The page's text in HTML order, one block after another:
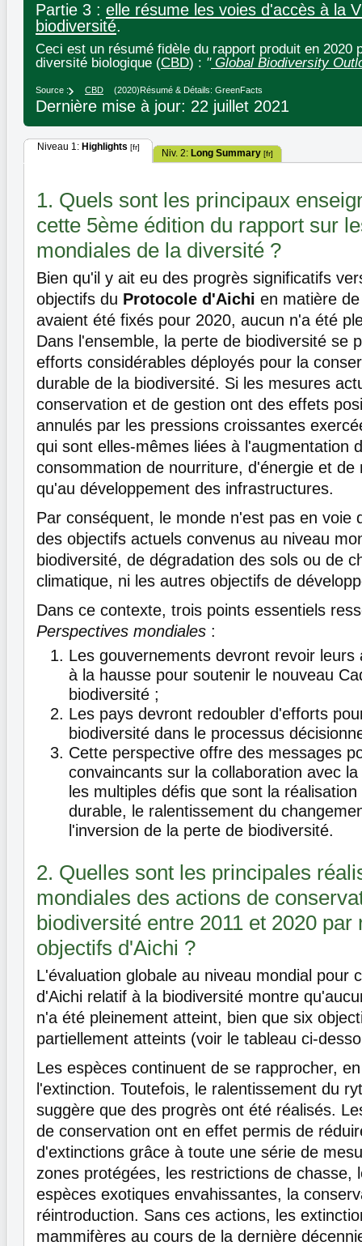
Partie 3 : elle résume les voies d'accès à la
biodiversité.
Ceci est un résumé fidèle du rapport produit en 2020
diversité biologique (CBD) : " Global Biodiversity
Source : CBD (2020)Résumé & Détails: GreenFacts
Dernière mise à jour: 22 juillet 2021
Niveau 1: Highlights [fr]
Niv. 2: Long Summary [fr]
1. Quels sont les principaux
cette 5ème édition du rapport sur
mondiales de la diversité ?
Bien qu'il y ait eu des progrès significatifs
objectifs du Protocole d'Aichi en matière
avaient été fixés pour 2020, aucun n'a été
Dans l'ensemble, la perte de biodiversité se
efforts considérables déployés pour la
durable de la biodiversité. Si les mesures
conservation et de gestion ont des effets
annulés par les pressions croissantes
qui sont elles-mêmes liées à l'augmentation
consommation de nourriture, d'énergie et de
qu'au développement des infrastructures.
Par conséquent, le monde n'est pas en voie
des objectifs actuels convenus au niveau
biodiversité, de dégradation des sols ou de
climatique, ni les autres objectifs de
Dans ce contexte, trois points essentiels
Perspectives mondiales :
Les gouvernements devront revoir leurs
à la hausse pour soutenir le nouveau
biodiversité ;
Les pays devront redoubler d'efforts
biodiversité dans le processus
Cette perspective offre des messages
convaincants sur la collaboration avec
les multiples défis que sont la
durable, le ralentissement du
l'inversion de la perte de biodiversité.
2. Quelles sont les principales
mondiales des actions de
biodiversité entre 2011 et 2020 par
objectifs d'Aichi ?
L'évaluation globale au niveau mondial pour
d'Aichi relatif à la biodiversité montre
n'a été pleinement atteint, bien que six
partiellement atteints (voir le tableau ci-
Les espèces continuent de se rapprocher,
l'extinction. Toutefois, le ralentissement du
suggère que des progrès ont été réalisés.
de conservation ont en effet permis de
d'extinctions grâce à toute une série de
zones protégées, les restrictions de chasse,
espèces exotiques envahissantes, la
réintroduction. Sans ces actions, les
mammifères au cours de la dernière